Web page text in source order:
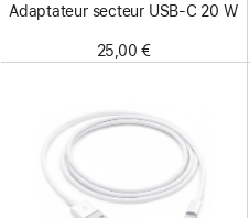
Adaptateur secteur USB‑C 20 W
25,00 €